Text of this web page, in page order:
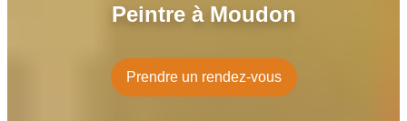
Peintre à Moudon
Prendre un rendez-vous